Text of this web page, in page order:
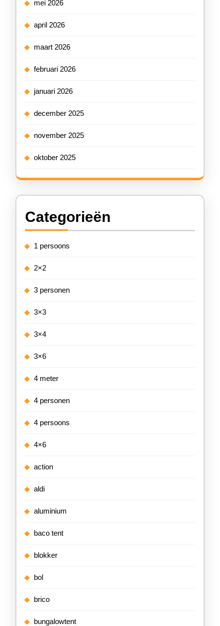
mei 2026
april 2026
maart 2026
februari 2026
januari 2026
december 2025
november 2025
oktober 2025
Categorieën
1 persoons
2×2
3 personen
3×3
3×4
3×6
4 meter
4 personen
4 persoons
4×6
action
aldi
aluminium
baco tent
blokker
bol
brico
bungalowtent